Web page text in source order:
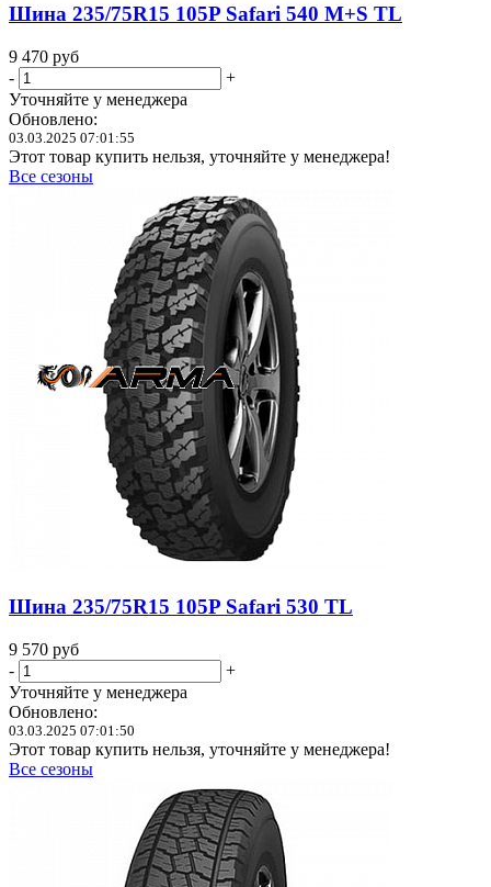
Шина 235/75R15 105P Safari 540 M+S TL
9 470 руб
-
+
Уточняйте у менеджера
Обновлено:
03.03.2025 07:01:55
Этот товар купить нельзя, уточняйте у менеджера!
Все сезоны
Шина 235/75R15 105P Safari 530 TL
9 570 руб
-
+
Уточняйте у менеджера
Обновлено:
03.03.2025 07:01:50
Этот товар купить нельзя, уточняйте у менеджера!
Все сезоны